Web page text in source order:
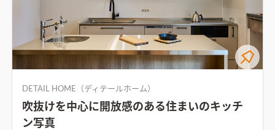
DETAIL HOME（ディテールホーム）
吹抜けを中心に開放感のある住まいのキッチ
ン写真